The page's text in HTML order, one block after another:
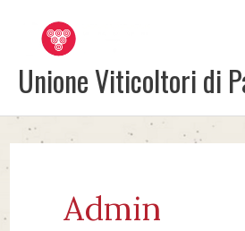
contenuto
Unione Viticoltori di
Admin